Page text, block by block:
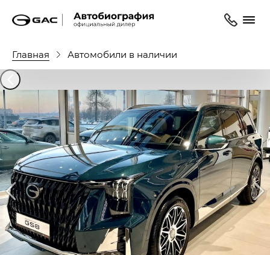
Главная Автомобили в наличии